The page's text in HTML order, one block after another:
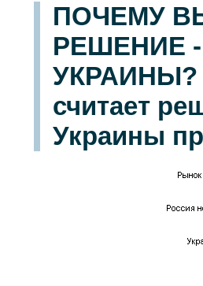
ПОЧЕМУ
РЕШЕНИЕ
УКРАИНЫ?
считает
Украины